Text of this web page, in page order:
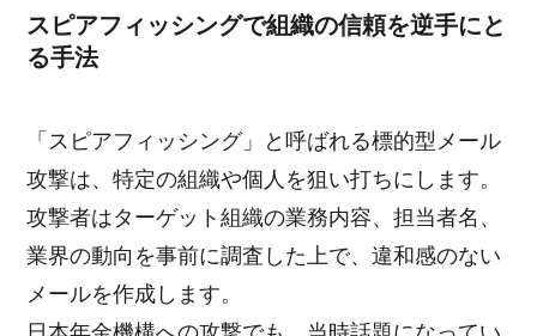
スピアフィッシングで組織の信頼を逆手にと
る手法
「スピアフィッシング」と呼ばれる標的型メール
攻撃は、特定の組織や個人を狙い打ちにします。
攻撃者はターゲット組織の業務内容、担当者名、
業界の動向を事前に調査した上で、違和感のない
メールを作成します。